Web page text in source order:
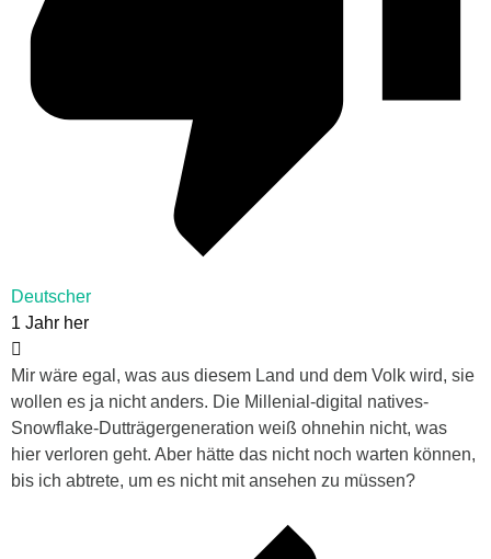
Deutscher
1 Jahr her
Mir wäre egal, was aus diesem Land und dem Volk wird, sie
wollen es ja nicht anders. Die Millenial-digital natives-
Snowflake-Dutträgergeneration weiß ohnehin nicht, was
hier verloren geht. Aber hätte das nicht noch warten können,
bis ich abtrete, um es nicht mit ansehen zu müssen?